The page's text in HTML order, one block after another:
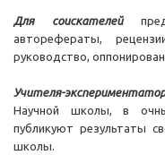
Для соискателей
авторефераты,
руководство,
Учителя-
Научной школы, в
публикуют результаты
школы.